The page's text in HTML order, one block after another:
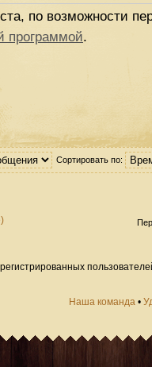
по возможности
программой.
Сортировать по:
Наша команда •